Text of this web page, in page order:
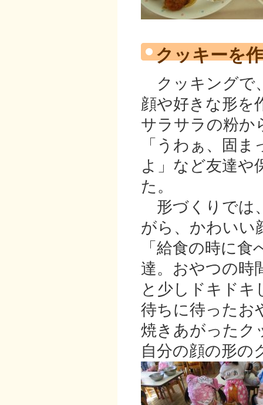
クッキーを
クッキングで
顔や好きな形を
サラサラの粉か
「うわぁ、固
よ」など友達や
た。
形づくりでは
がら、かわいい
「給食の時に
達。おやつの時
と少しドキドキ
待ちに待ったお
焼きあがったク
自分の顔の形の